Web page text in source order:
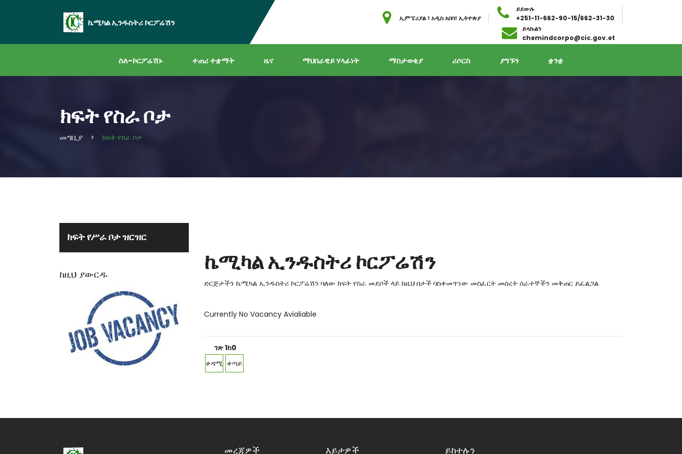
ኬሚካል ኢንዱስትሪ ኮርፖሬሽን ኢምፔሪያል ፣ አዲስ አበባ፣ ኢትዮጵያ
ይደውሉ
+251-11-662-90-15/662-31-30
ይላኩልን
chemindcorpo@cic.gov.et
ስለ-ኮርፖሬሽኑ ተጠሪ ተቋማት ዜና ማህበራዊይ ሃላፊነት ማስታወቂያ ሪሶርስ ያግኙን ቋንቋ
ክፍት የስራ ቦታ
መግቢያ ክፍት የስራ ቦታ
ክፍት የሥራ ቦታ ዝርዝር
ከዚህ ያውርዱ ኬሚካል ኢንዱስትሪ ኮርፖሬሽን
ድርጅታችን ኬሚካል ኢንዱስትሪ ኮርፖሬሽን ባለው ክፍት የስራ መደቦች ላይ ከዚህ በታች ባስቀመጥነው መስፈርት መሰረት ሰራተኞችን መቅጠር ይፈልጋል
Currently No Vacancy Avialiable
ገጽ 1ከ0
ቀዳሚ ቀጣይ
መረጃዎች እይታዎች ይከተሉን